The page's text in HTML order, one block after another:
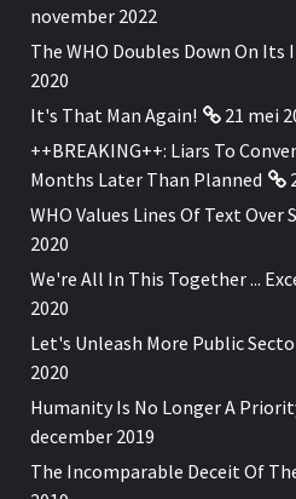
november 2022
The WHO Doubles Down On Its
2020
It's That Man Again!
21 mei
++BREAKING++: Liars To
Months Later Than Planned
WHO Values Lines Of Text Over
2020
We're All In This Together ...
2020
Let's Unleash More Public
2020
Humanity Is No Longer A
december 2019
The Incomparable Deceit Of